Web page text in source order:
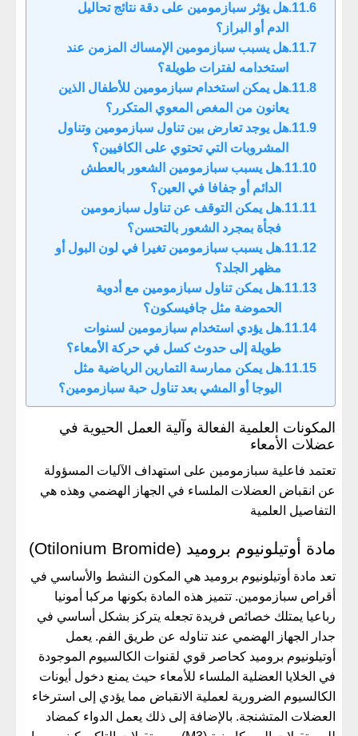
هل يؤثر سبازمومين على دقة نتائج تحاليل
الدم أو البراز؟
هل يسبب سبازمومين الإمساك المزمن عند
استخدامه لفترات طويلة؟
هل يمكن استخدام سبازمومين للأطفال الذين
يعانون من المغص المعوي المتكرر؟
هل يوجد تعارض بين تناول سبازمومين وتناول
المشروبات التي تحتوي على الكافيين؟
هل يسبب سبازمومين الشعور بالعطش
الدائم أو جفافا في العين؟
هل يمكن التوقف عن تناول سبازمومين
فجأة بمجرد الشعور بالتحسن؟
هل يسبب سبازمومين تغيرا في لون البول أو
مظهر الجلد؟
هل يمكن تناول سبازمومين مع أدوية
الحموضة مثل جافيسكون؟
هل يؤدي استخدام سبازمومين لسنوات
طويلة إلى حدوث كسل في حركة الأمعاء؟
هل يمكن ممارسة التمارين الرياضية مثل
اليوجا أو المشي بعد تناول حبة سبازمومين؟
المكونات العلمية الفعالة وآلية العمل الحيوية في
عضلات الأمعاء
تعتمد فاعلية سبازمومين على استهداف الآليات المسؤولة
عن انقباض العضلات الملساء في الجهاز الهضمي وهذه هي
التفاصيل العلمية
مادة أوتيلونيوم بروميد (Otilonium Bromide)
تعد مادة أوتيلونيوم بروميد هي المكون النشط والأساسي في
أقراص سبازمومين. تتميز هذه المادة بكونها مركبا أمونيا
رباعيا يمتلك خصائص فريدة تجعله يتركز بشكل أساسي في
جدار الجهاز الهضمي عند تناوله عن طريق الفم. يعمل
أوتيلونيوم بروميد كحاصر قوي لقنوات الكالسيوم الموجودة
في الخلايا العضلية الملساء للأمعاء حيث يمنع دخول أيونات
الكالسيوم الضرورية لعملية الانقباض مما يؤدي إلى استرخاء
العضلات المتشنجة. بالإضافة إلى ذلك يعمل الدواء كمضاد